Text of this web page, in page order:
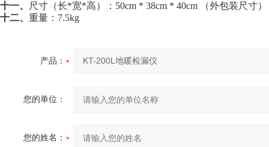
十一、
尺寸（长*宽*高）：50cm * 38cm * 40cm （外包装尺寸）
十二、 重量：7.5kg
产品：
您的单位：
您的姓名：